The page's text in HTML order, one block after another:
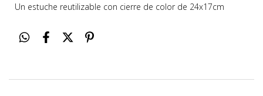
Un estuche reutilizable con cierre de color de 24x17cm